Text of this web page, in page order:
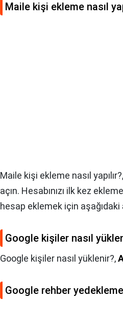
Maile kişi ekleme nasıl
Maile kişi ekleme nasıl yapılır?,
açın. Hesabınızı ilk kez
hesap eklemek için aşağıdaki
Google kişiler nasıl
Google kişiler nasıl yüklenir?,
Google rehber yedekleme